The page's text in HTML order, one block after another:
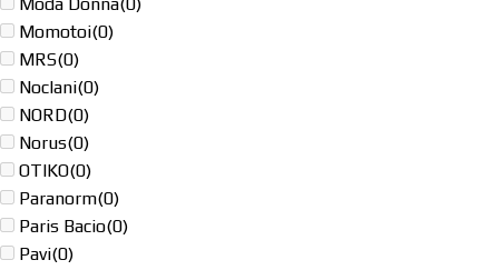
Momotoi(0)
MRS(0)
Noclani(0)
NORD(0)
Norus(0)
OTIKO(0)
Paranorm(0)
Paris Bacio(0)
Pavi(0)